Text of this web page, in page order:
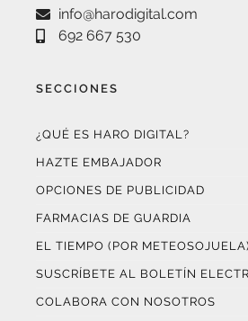
info@harodigital.com
692 667 530
SECCIONES
¿QUÉ ES HARO DIGITAL?
HAZTE EMBAJADOR
OPCIONES DE PUBLICIDAD
FARMACIAS DE GUARDIA
EL TIEMPO (POR METEOSOJUELA)
SUSCRÍBETE AL BOLETÍN
COLABORA CON NOSOTROS